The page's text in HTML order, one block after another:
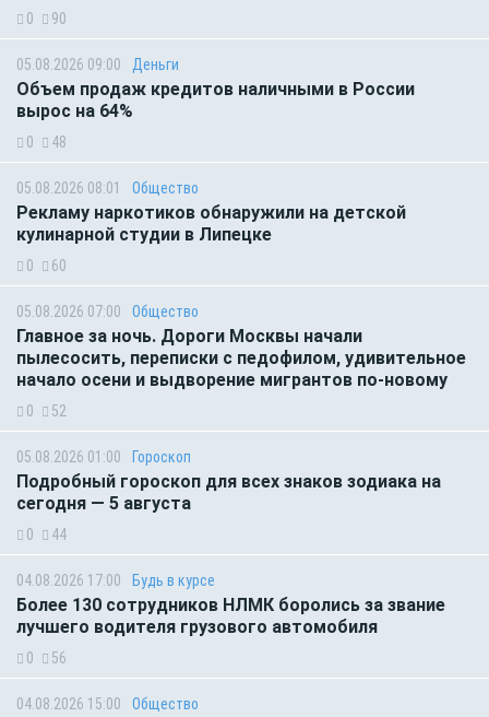
0 90
05.08.2026 09:00 Деньги
Объем продаж кредитов наличными в России
вырос на 64%
0 48
05.08.2026 08:01 Общество
Рекламу наркотиков обнаружили на детской
кулинарной студии в Липецке
0 60
05.08.2026 07:00 Общество
Главное за ночь. Дороги Москвы начали
пылесосить, переписки с педофилом, удивительное
начало осени и выдворение мигрантов по-новому
0 52
05.08.2026 01:00 Гороскоп
Подробный гороскоп для всех знаков зодиака на
сегодня — 5 августа
0 44
04.08.2026 17:00 Будь в курсе
Более 130 сотрудников НЛМК боролись за звание
лучшего водителя грузового автомобиля
0 56
04.08.2026 15:00 Общество